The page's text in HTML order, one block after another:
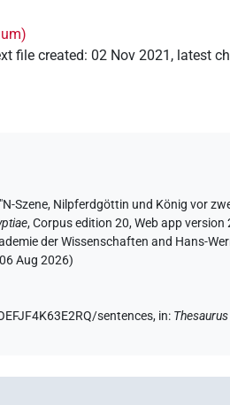
file created: 02 Nov 2021 , latest
Szene, Nilpferdgöttin und König vor
,Corpus edition 20, Web app
der Wissenschaften and Hans-
06 Aug 2026)
sentences, in: